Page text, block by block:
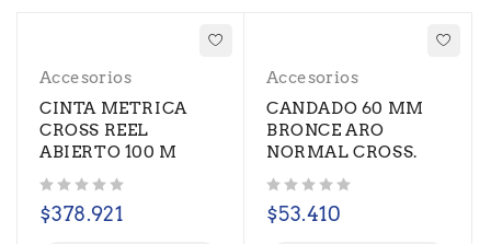
Accesorios
CINTA METRICA
CROSS REEL
ABIERTO 100 M
$378.921
Accesorios
CANDADO 60 MM
BRONCE ARO
NORMAL CROSS.
$53.410